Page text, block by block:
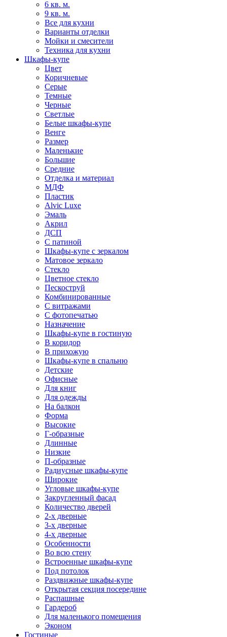
6 кв. м.
9 кв. м.
Все для кухни
Варианты отделки
Мойки и смесители
Техника для кухни
Шкафы-купе
Цвет
Коричневые
Серые
Темные
Черные
Светлые
Белые шкафы-купе
Венге
Размер
Маленькие
Большие
Средние
Отделка и материал
МДФ
Пластик
Alvic Luxe
Эмаль
Акрил
ДСП
С патиной
Шкафы-купе с зеркалом
Матовое зеркало
Стекло
Цветное стекло
Пескоструй
Комбинированные
С витражами
С фотопечатью
Назначение
Шкафы-купе в гостиную
В коридор
В прихожую
Шкафы-купе в спальню
Детские
Офисные
Для книг
Для одежды
На балкон
Форма
Высокие
Г-образные
Длинные
Низкие
П-образные
Радиусные шкафы-купе
Широкие
Угловые шкафы-купе
Закругленный фасад
Количество дверей
2-х дверные
3-х дверные
4-х дверные
Особенности
Во всю стену
Встроенные шкафы-купе
Под потолок
Раздвижные шкафы-купе
Открытая секция посередине
Распашные
Гардероб
Для маленького помещения
Эконом
Гостиные